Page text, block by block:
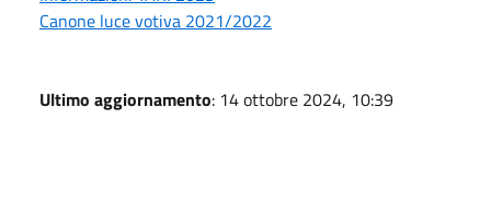
Canone luce votiva 2021/2022
Ultimo aggiornamento: 14 ottobre 2024, 10:39